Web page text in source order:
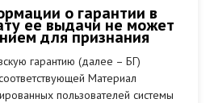
о гарантии в
ее выдачи не может
для признания
гарантию (далее – БГ)
Материал
пользователей системы